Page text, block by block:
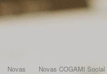
Novas Novas COGAMI Social